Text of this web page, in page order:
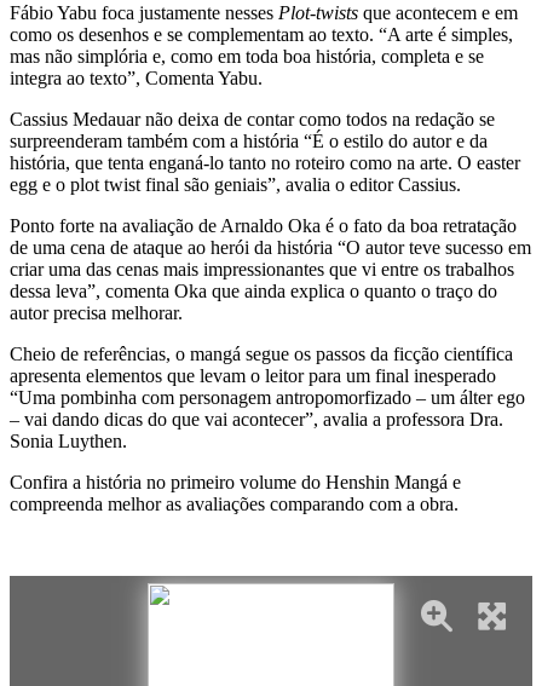
Fábio Yabu foca justamente nesses Plot-twists que acontecem e em
como os desenhos e se complementam ao texto. “A arte é simples,
mas não simplória e, como em toda boa história, completa e se
integra ao texto”, Comenta Yabu.
Cassius Medauar não deixa de contar como todos na redação se
surpreenderam também com a história “É o estilo do autor e da
história, que tenta enganá-lo tanto no roteiro como na arte. O easter
egg e o plot twist final são geniais”, avalia o editor Cassius.
Ponto forte na avaliação de Arnaldo Oka é o fato da boa retratação
de uma cena de ataque ao herói da história “O autor teve sucesso em
criar uma das cenas mais impressionantes que vi entre os trabalhos
dessa leva”, comenta Oka que ainda explica o quanto o traço do
autor precisa melhorar.
Cheio de referências, o mangá segue os passos da ficção científica
apresenta elementos que levam o leitor para um final inesperado
“Uma pombinha com personagem antropomorfizado – um álter ego
– vai dando dicas do que vai acontecer”, avalia a professora Dra.
Sonia Luythen.
Confira a história no primeiro volume do Henshin Mangá e
compreenda melhor as avaliações comparando com a obra.